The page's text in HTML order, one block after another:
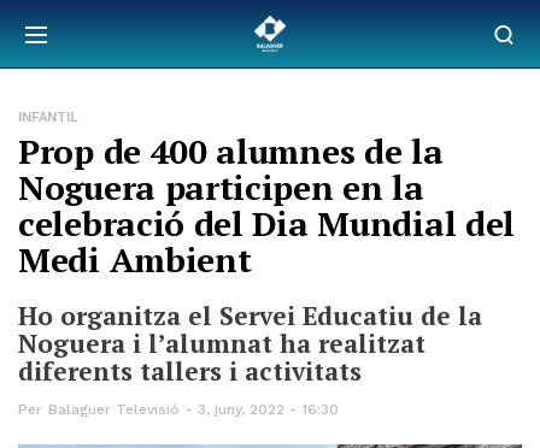
INFANTIL
Prop de 400 alumnes de la
Noguera participen en la
celebració del Dia Mundial del
Medi Ambient
Ho organitza el Servei Educatiu de la
Noguera i l’alumnat ha realitzat
diferents tallers i activitats
Per Balaguer Televisió 3, juny, 2022 - 16:30